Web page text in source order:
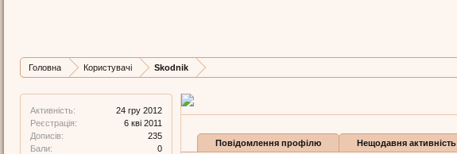
Головна Користувачі Skodnik
Активність:
24 гру 2012
Реєстрація:
6 кві 2011
Дописів:
235
Бали:
0
Дописів
Карма Бали
Повідомлення профілю Нещодавня активність